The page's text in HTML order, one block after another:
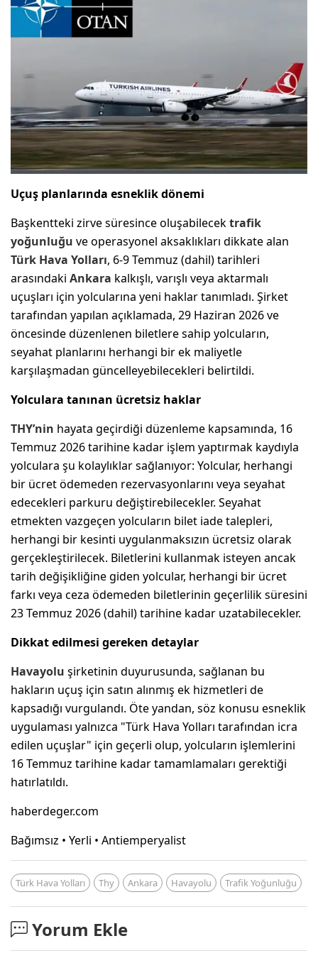
Uçuş planlarında esneklik dönemi
Başkentteki zirve süresince oluşabilecektrafik
yoğunluğu ve operasyonel aksaklıkları dikkate alan
Türk Hava Yolları, 6-9 Temmuz (dahil) tarihleri
arasındaki Ankara kalkışlı, varışlı veya aktarmalı
uçuşları için yolcularına yeni haklar tanımladı. Şirket
tarafından yapılan açıklamada, 29 Haziran 2026 ve
öncesinde düzenlenen biletlere sahip yolcuların,
seyahat planlarını herhangi bir ek maliyetle
karşılaşmadan güncelleyebilecekleri belirtildi.
Yolculara tanınan ücretsiz haklar
THY’nin hayata geçirdiği düzenleme kapsamında, 16
Temmuz 2026 tarihine kadar işlem yaptırmak kaydıyla
yolculara şu kolaylıklar sağlanıyor: Yolcular, herhangi
bir ücret ödemeden rezervasyonlarını veya seyahat
edecekleri parkuru değiştirebilecekler. Seyahat
etmekten vazgeçen yolcuların bilet iade talepleri,
herhangi bir kesinti uygulanmaksızın ücretsiz olarak
gerçekleştirilecek. Biletlerini kullanmak isteyen ancak
tarih değişikliğine giden yolcular, herhangi bir ücret
farkı veya ceza ödemeden biletlerinin geçerlilik süresini
23 Temmuz 2026 (dahil) tarihine kadar uzatabilecekler.
Dikkat edilmesi gereken detaylar
Havayolu şirketinin duyurusunda, sağlanan bu
hakların uçuş için satın alınmış ek hizmetleri de
kapsadığı vurgulandı. Öte yandan, söz konusu esneklik
uygulaması yalnızca "Türk Hava Yolları tarafından icra
edilen uçuşlar" için geçerli olup, yolcuların işlemlerini
16 Temmuz tarihine kadar tamamlamaları gerektiği
hatırlatıldı.
haberdeger.com
Bağımsız • Yerli • Antiemperyalist
Türk Hava Yolları Thy Ankara Havayolu Trafik Yoğunluğu
Yorum Ekle